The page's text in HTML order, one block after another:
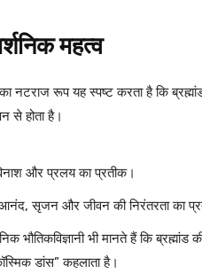
महत्व
नटराज रूप यह स्पष्ट करता है कि
से होता है।
और प्रलय का प्रतीक।
सृजन और जीवन की निरंतरता का
भौतिकविज्ञानी भी मानते हैं कि
डांस” कहलाता है।